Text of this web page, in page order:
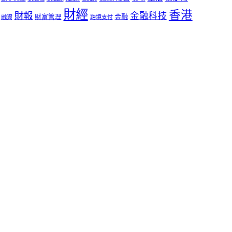
融資 財報 財富管理 財經 跨境支付 金融 金融科技香港